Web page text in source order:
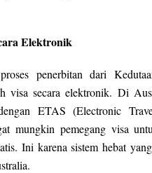
Elektronik
penerbitan dari
visa secara elektronik. Di
ETAS (Electronic
mungkin pemegang visa
Ini karena sistem hebat